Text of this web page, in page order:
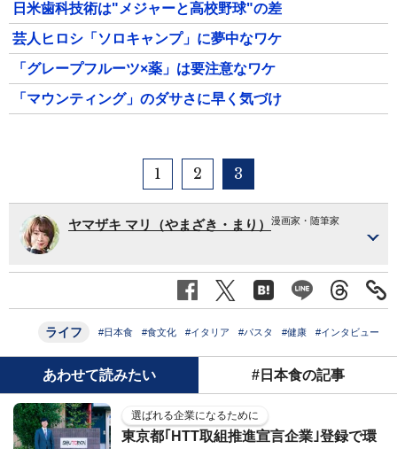
日米歯科技術は"メジャーと高校野球"の差
芸人ヒロシ「ソロキャンプ」に夢中なワケ
「グレープフルーツ×薬」は要注意なワケ
「マウンティング」のダサさに早く気づけ
1 2 3
ヤマザキ マリ（やまざき・まり） 漫画家・随筆家
ライフ #日本食 #食文化 #イタリア #パスタ #健康 #インタビュー
あわせて読みたい #日本食の記事
選ばれる企業になるために
東京都｢HTT取組推進宣言企業｣登録で環